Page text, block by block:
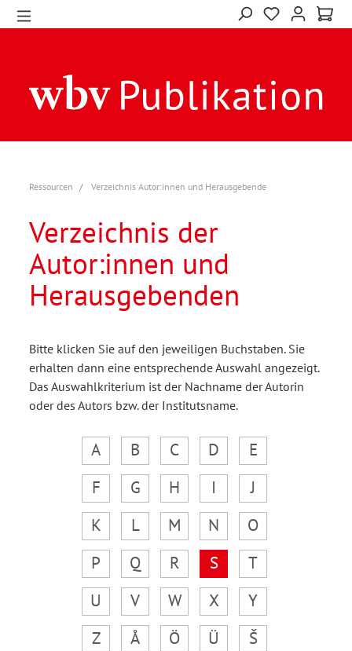
Ressourcen Verzeichnis Autor:innen und Herausgebende
Verzeichnis der
Autor:innen und
Herausgebenden
Bitte klicken Sie auf den jeweiligen Buchstaben. Sie
erhalten dann eine entsprechende Auswahl angezeigt.
Das Auswahlkriterium ist der Nachname der Autorin
oder des Autors bzw. der Institutsname.
A B C D
E
F
G H I
J
K
L M N
O
P
Q R S
T
U
V W X
Y
Z
Å Ö Ü Š